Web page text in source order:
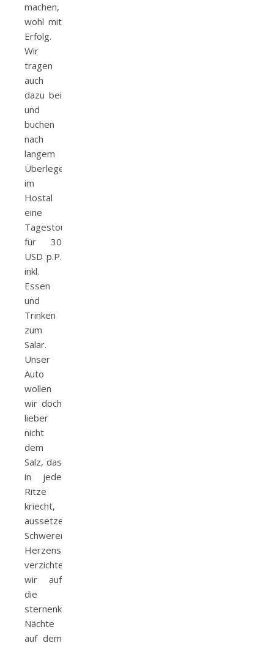
machen,
wohl mit
Erfolg.
Wir
tragen
auch
dazu bei
und
buchen
nach
langem
Überlegen
im
Hostal
eine
Tagestour
für 30
USD p.P.
inkl.
Essen
und
Trinken
zum
Salar.
Unser
Auto
wollen
wir doch
lieber
nicht
dem
Salz, das
in jede
Ritze
kriecht,
aussetzen.
Schweren
Herzens
verzichten
wir auf
die
sternenklaren
Nächte
auf dem